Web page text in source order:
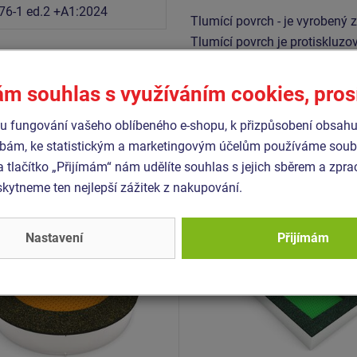
1 ed.2 +A1:2024
Tlumící povrch - je vyrobený
Tlumící povrch je
Podobnézboží
K220-Z
do země TRA-K220-
Produkt - TRA-O370-Z
Trampolína do země TRA-
souhlas s využíváním cookies,
fungování vašeho oblíbeného e-shopu, k přizpůsobení
ke statistickým a marketingovým účelům používáme
tlačítko „Přijímám“ nám udělíte souhlas s jejich sběrem a
ten nejlepší zážitek z nakupování.
Nastavení Přijímám